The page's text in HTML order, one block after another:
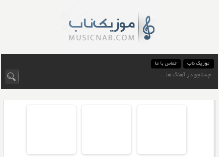
موزیک ناب تماس با ما